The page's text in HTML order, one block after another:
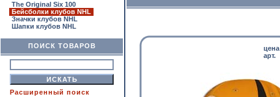
The Original Six 100
Бейсболки клубов NHL
Значки клубов NHL
Шапки клубов NHL
ПОИСК ТОВАРОВ
Расширенный поиск
цена
арт.